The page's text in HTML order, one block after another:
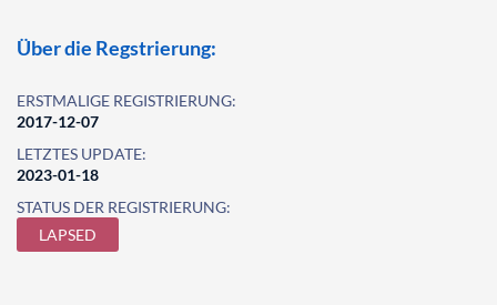
Über die Regstrierung:
ERSTMALIGE REGISTRIERUNG:
2017-12-07
LETZTES UPDATE:
2023-01-18
STATUS DER REGISTRIERUNG:
LAPSED